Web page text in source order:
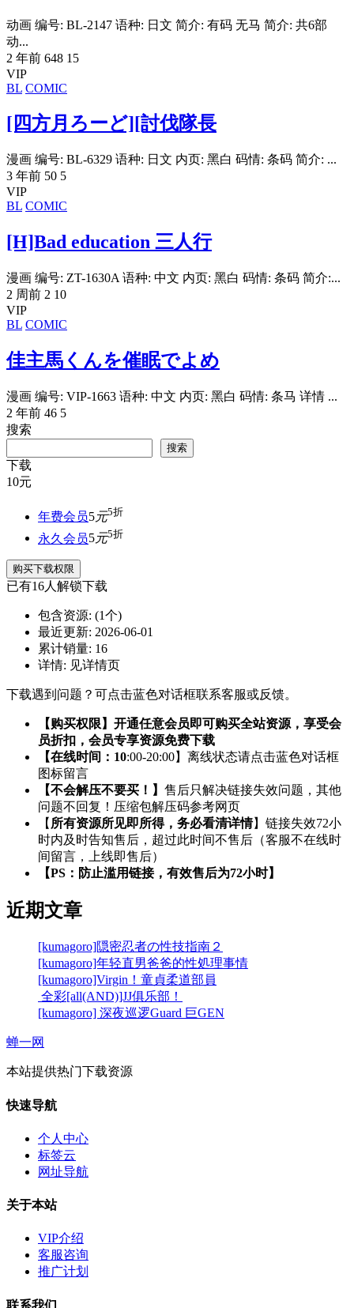
动画 编号: BL-2147 语种: 日文 简介: 有码 无马 简介: 共6部
动...
2 年前 648 15
VIP
BL COMIC
[四方月ろーど][討伐隊長
漫画 编号: BL-6329 语种: 日文 内页: 黑白 码情: 条码 简介: ...
3 年前 50 5
VIP
BL COMIC
[H]Bad education 三人行
漫画 编号: ZT-1630A 语种: 中文 内页: 黑白 码情: 条码 简介:...
2 周前 2 10
VIP
BL COMIC
佳主馬くんを催眠でよめ
漫画 编号: VIP-1663 语种: 中文 内页: 黑白 码情: 条马 详情 ...
2 年前 46 5
搜索
搜索
下载
10元
年费会员5元5折
永久会员5元5折
购买下载权限
已有16人解锁下载
包含资源: (1个)
最近更新: 2026-06-01
累计销量: 16
详情: 见详情页
下载遇到问题？可点击蓝色对话框联系客服或反馈。
【购买权限】开通任意会员即可购买全站资源，享受会
员折扣，会员专享资源免费下载
【在线时间：10:00-20:00】离线状态请点击蓝色对话框
图标留言
【不会解压不要买！】 售后只解决链接失效问题，其他
问题不回复！压缩包解压码参考网页
【 所有资源所见即所得，务必看清详情】链接失效72小
时内及时告知售后，超过此时间不售后（客服不在线时
间留言，上线即售后）
【PS：防止滥用链接，有效售后为72小时】
近期文章
[kumagoro]隠密忍者の性技指南２
[kumagoro]年轻直男爸爸的性処理事情
[kumagoro]Virgin！童貞柔道部員
全彩[all(AND)]JJ俱乐部！
[kumagoro] 深夜巡逻Guard 巨GEN
蝉一网
本站提供热门下载资源
快速导航
个人中心
标签云
网址导航
关于本站
VIP介绍
客服咨询
推广计划
联系我们